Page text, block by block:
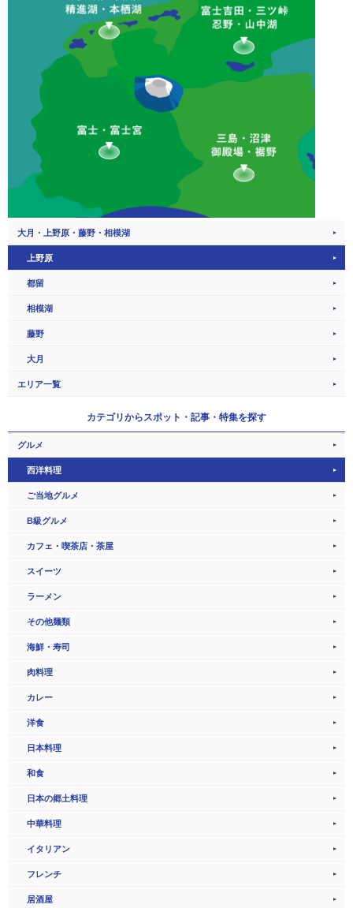
大月・上野原・藤野・相模湖
上野原
都留
相模湖
藤野
大月
エリア一覧
カテゴリからスポット・記事・特集を探す
グルメ
西洋料理
ご当地グルメ
B級グルメ
カフェ・喫茶店・茶屋
スイーツ
ラーメン
その他麺類
海鮮・寿司
肉料理
カレー
洋食
日本料理
和食
日本の郷土料理
中華料理
イタリアン
フレンチ
居酒屋